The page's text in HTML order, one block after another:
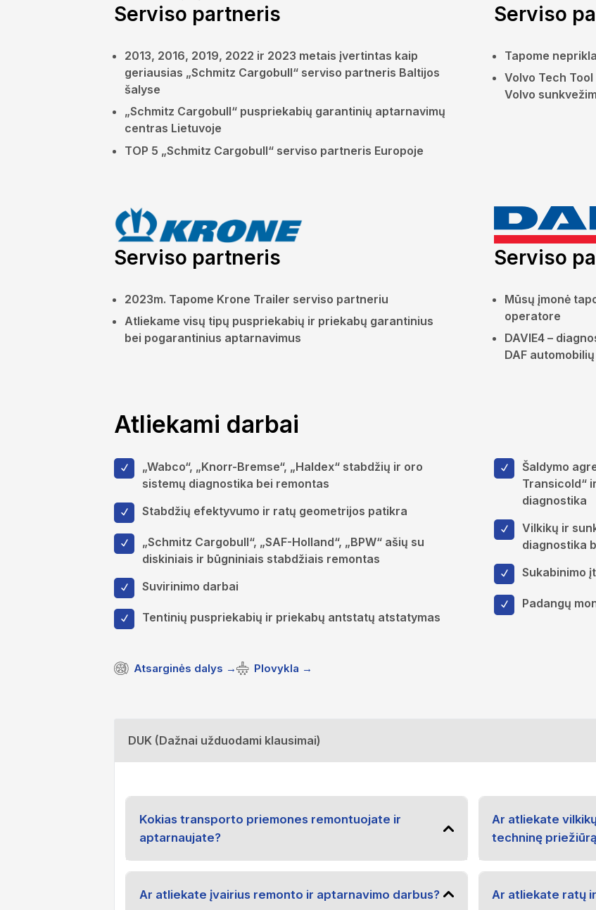
Serviso partneris
2013, 2016, 2019, 2022 ir 2023 metais įvertintas kaip
geriausias „Schmitz Cargobull“ serviso partneris Baltijos
šalyse
„Schmitz Cargobull“ puspriekabių garantinių aptarnavimų
centras Lietuvoje
TOP 5 „Schmitz Cargobull“ serviso partneris Europoje
Serviso
Tapome
Volvo Tech
Volvo
Serviso partneris
2023m. Tapome Krone Trailer serviso partneriu
Atliekame visų tipų puspriekabių ir priekabų garantinius
bei pogarantinius aptarnavimus
Serviso
Mūsų įmonė
operatore
DAVIE4 –
DAF
Atliekami darbai
„Wabco“, „Knorr-Bremse“, „Haldex“ stabdžių ir oro
sistemų diagnostika bei remontas
Stabdžių efektyvumo ir ratų geometrijos patikra
„Schmitz Cargobull“, „SAF-Holland“, „BPW“ ašių su
diskiniais ir būgniniais stabdžiais remontas
Suvirinimo darbai
Tentinių puspriekabių ir priekabų antstatų atstatymas
Šaldymo
Transicold“
diagnostika
Vilkikų ir
diagnostika
Sukabinimo
Padangų
Atsarginės dalys → Plovykla →
DUK (Dažnai užduodami klausimai)
Kokias transporto priemones remontuojate ir
aptarnaujate?
Ar atliekate įvairius remonto ir aptarnavimo darbus?
Ar atliekate
techninę
Ar atliekate ratų